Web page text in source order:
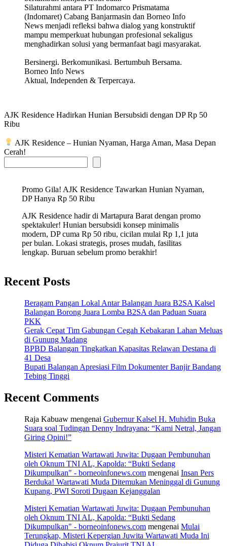
Silaturahmi antara PT Indomarco Prismatama
(Indomaret) Cabang Banjarmasin dan Borneo Info
News menjadi refleksi bahwa dialog yang konstruktif
mampu memperkuat hubungan profesional sekaligus
menghadirkan solusi yang bermanfaat bagi masyarakat.
Bersinergi. Berkomunikasi. Bertumbuh Bersama.
Borneo Info News
Aktual, Independen & Terpercaya.
AJK Residence Hadirkan Hunian Bersubsidi dengan DP Rp 50
Ribu
AJK Residence – Hunian Nyaman, Harga Aman, Masa Depan
Cerah!
Promo Gila! AJK Residence Tawarkan Hunian Nyaman,
DP Hanya Rp 50 Ribu
AJK Residence hadir di Martapura Barat dengan promo
spektakuler! Hunian bersubsidi konsep minimalis
modern, DP cuma Rp 50 ribu, cicilan mulai Rp 1,1 juta
per bulan. Lokasi strategis, proses mudah, fasilitas
lengkap. Buruan sebelum promo berakhir!
Recent Posts
Beragam Pangan Lokal Antar Balangan Juara B2SA Kalsel
Balangan Borong Juara Lomba B2SA dan Paduan Suara
PKK
Gerak Cepat Tim Gabungan Cegah Kebakaran Lahan Meluas
di Gunung Madang
BPBD Balangan Tingkatkan Kapasitas Relawan Destana di
41 Desa
Bupati Balangan Apresiasi Film Dokumenter Banjir Bandang
Tebing Tinggi
Recent Comments
Raja Kabuaw mengenai Gubernur Kalsel H. Muhidin Buka
Suara soal Tudingan Denny Indrayana: “Kami Netral, Jangan
Giring Opini!”
Misteri Kematian Wartawati Juwita: Dugaan Pembunuhan
oleh Oknum TNI AL, Kapolda: “Bukti Sedang
Dikumpulkan" - borneoinfonews.com mengenai Insan Pers
Berduka! Wartawati Muda Ditemukan Meninggal di Gunung
Kupang, PWI Soroti Dugaan Kejanggalan
Misteri Kematian Wartawati Juwita: Dugaan Pembunuhan
oleh Oknum TNI AL, Kapolda: “Bukti Sedang
Dikumpulkan" - borneoinfonews.com mengenai Mulai
Terungkap, Misteri Kepergian Juwita Wartawati Muda Ini